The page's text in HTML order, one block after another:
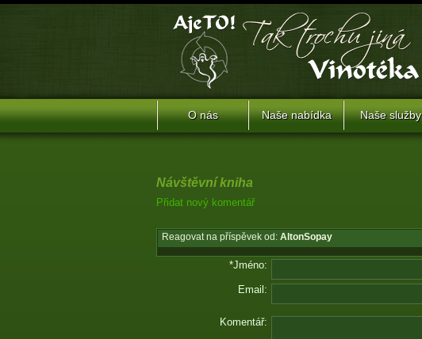
O nás Naše nabídka Naše služby
Návštěvní kniha
Přidat nový komentář
Reagovat na příspěvek od: AltonSopay
*Jméno:
Email:
Komentář: